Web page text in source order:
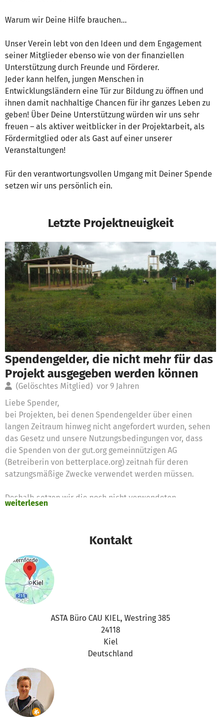
Warum wir Deine Hilfe brauchen...
Unser Verein lebt von den Ideen und dem Engagement
seiner Mitglieder ebenso wie von der finanziellen
Unterstützung durch Freunde und Förderer.
Jeder kann helfen, jungen Menschen in
Entwicklungsländern eine Tür zur Bildung zu öffnen und
ihnen damit nachhaltige Chancen für ihr ganzes Leben zu
geben! Über Deine Unterstützung würden wir uns sehr
freuen – als aktiver weitblicker in der Projektarbeit, als
Fördermitglied oder als Gast auf einer unserer
Veranstaltungen!
Für den verantwortungsvollen Umgang mit Deiner Spende
setzen wir uns persönlich ein.
Letzte Projektneuigkeit
Spendengelder, die nicht mehr für das
Projekt ausgegeben werden können
(Gelöschtes Mitglied) vor 9 Jahren
Liebe Spender,
bei Projekten, bei denen Spendengelder über einen
langen Zeitraum hinweg nicht angefordert wurden, sehen
das Gesetz und unsere Nutzungsbedingungen vor, dass
die Spenden von der gut.org gemeinnützigen AG
(Betreiberin von betterplace.org) zeitnah für deren
satzungsmäßige Zwecke verwendet werden müssen.
Deshalb setzen wir die noch nicht verwendeten
Vielen Dank für Eure Unterstützung,
das betterplace.org-Team
weiterlesen
Kontakt
ASTA Büro CAU KIEL, Westring 385
24118
Kiel
Deutschland